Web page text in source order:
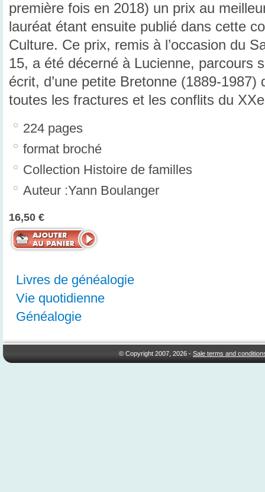
première fois en 2018) un prix au
lauréat étant ensuite publié dans cette
Culture. Ce prix, remis à l’occasion du
15, a été décerné à Lucienne, parcours
écrit, d’une petite Bretonne (1889-
toutes les fractures et les conflits du
224 pages
format broché
Collection Histoire de familles
Auteur :Yann Boulanger
16,50 €
Livres de généalogie
Vie quotidienne
Généalogie
© Copyright 2007, 2026 -Sale terms and